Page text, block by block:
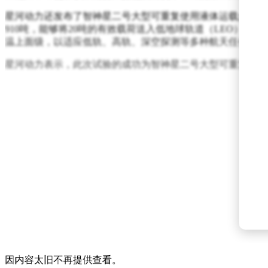
星河动力还发布了智神星二号大型可重复使用液体运载火箭
910吨，能够将20吨的有效载荷送入低地球轨道（LEO）。
温上面级，以适应低轨、高轨、深空探测等多种航天任务需求
星河动力表示，此次试验的成功为智神星二号大型可重复使
因内容太旧不再提供查看。